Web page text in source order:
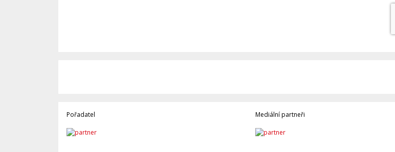
Pořadatel Mediální partneři